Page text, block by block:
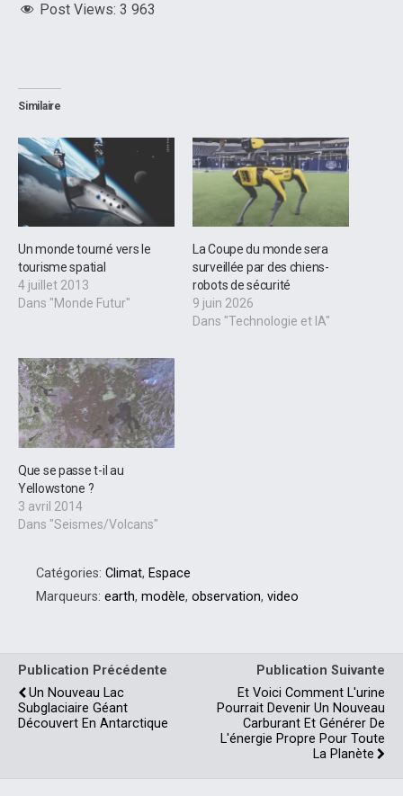
Post Views: 3 963
Similaire
Un monde tourné vers le
tourisme spatial
4 juillet 2013
Dans "Monde Futur"
La Coupe du monde sera
surveillée par des chiens-
robots de sécurité
9 juin 2026
Dans "Technologie et IA"
Que se passe t-il au
Yellowstone ?
3 avril 2014
Dans "Seismes/Volcans"
Catégories: Climat, Espace
Marqueurs: earth, modèle, observation, video
Publication Précédente
Un Nouveau Lac
Subglaciaire Géant
Découvert En Antarctique
Publication Suivante
Et Voici Comment L'urine
Pourrait Devenir Un Nouveau
Carburant Et Générer De
L'énergie Propre Pour Toute
La Planète